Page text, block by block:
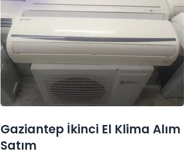
Gaziantep İkinci El Klima Alım
Satım